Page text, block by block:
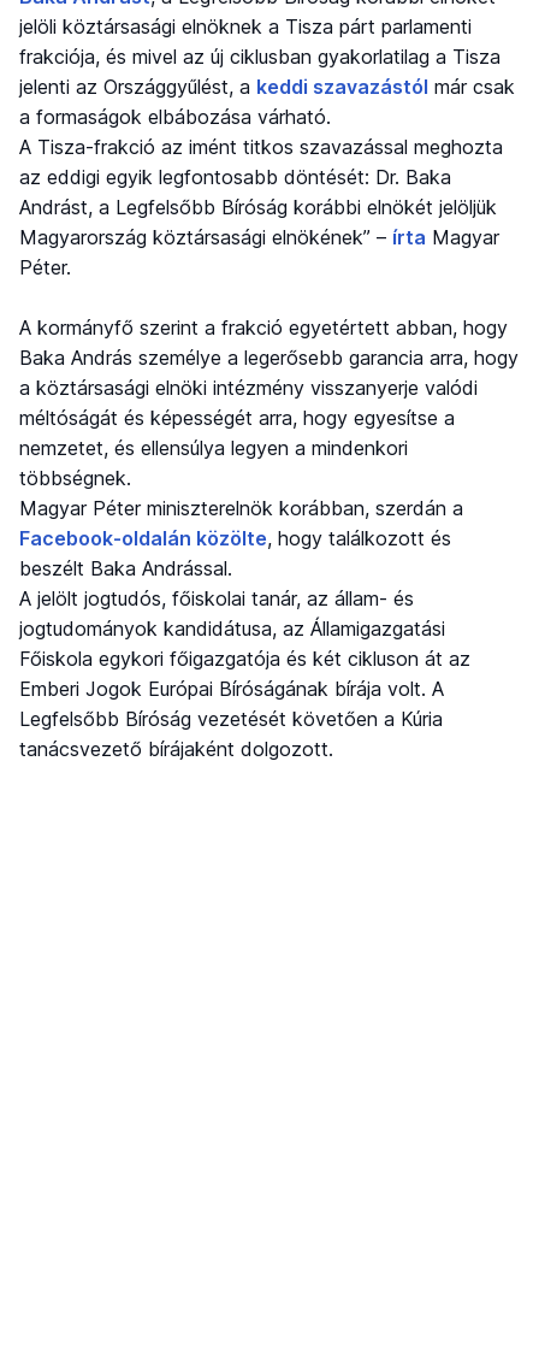
jelöli köztársasági elnöknek a Tisza párt parlamenti
frakciója, és mivel az új ciklusban gyakorlatilag a Tisza
jelenti az Országgyűlést, a keddi szavazástól már csak
a formaságok elbábozása várható.
A Tisza-frakció az imént titkos szavazással meghozta
az eddigi egyik legfontosabb döntését: Dr. Baka
Andrást, a Legfelsőbb Bíróság korábbi elnökét jelöljük
Magyarország köztársasági elnökének” – írta Magyar
Péter.
A kormányfő szerint a frakció egyetértett abban, hogy
Baka András személye a legerősebb garancia arra, hogy
a köztársasági elnöki intézmény visszanyerje valódi
méltóságát és képességét arra, hogy egyesítse a
nemzetet, és ellensúlya legyen a mindenkori
többségnek.
Magyar Péter miniszterelnök korábban, szerdán a
Facebook-oldalán közölte, hogy találkozott és
beszélt Baka Andrással.
A jelölt jogtudós, főiskolai tanár, az állam- és
jogtudományok kandidátusa, az Államigazgatási
Főiskola egykori főigazgatója és két cikluson át az
Emberi Jogok Európai Bíróságának bírája volt. A
Legfelsőbb Bíróság vezetését követően a Kúria
tanácsvezető bírájaként dolgozott.